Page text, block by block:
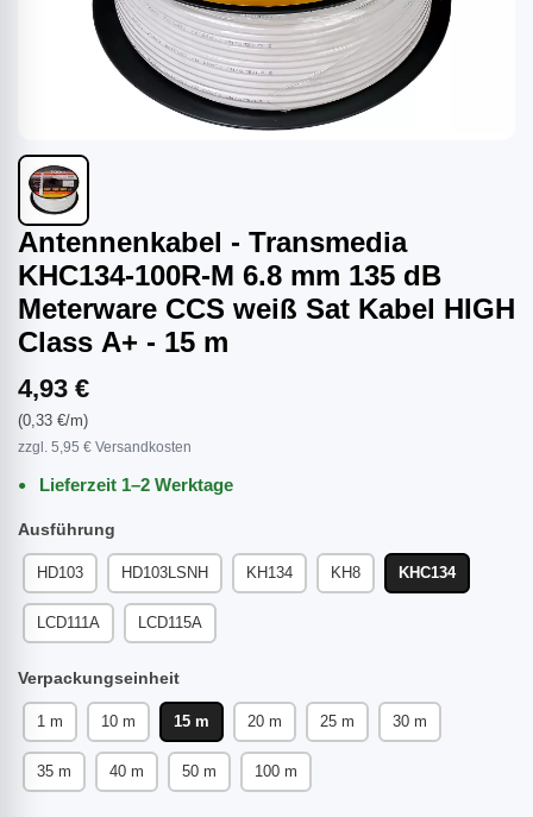
Antennenkabel - Transmedia
KHC134-100R-M 6.8 mm 135 dB
Meterware CCS weiß Sat Kabel HIGH
Class A+ - 15 m
4,93 €
(0,33 €/m)
zzgl. 5,95 € Versandkosten
Lieferzeit 1–2 Werktage
Ausführung
HD103 HD103LSNH KH134 KH8 KHC134
LCD111A LCD115A
Verpackungseinheit
1 m 10 m 15 m 20 m 25 m 30 m
35 m 40 m 50 m 100 m